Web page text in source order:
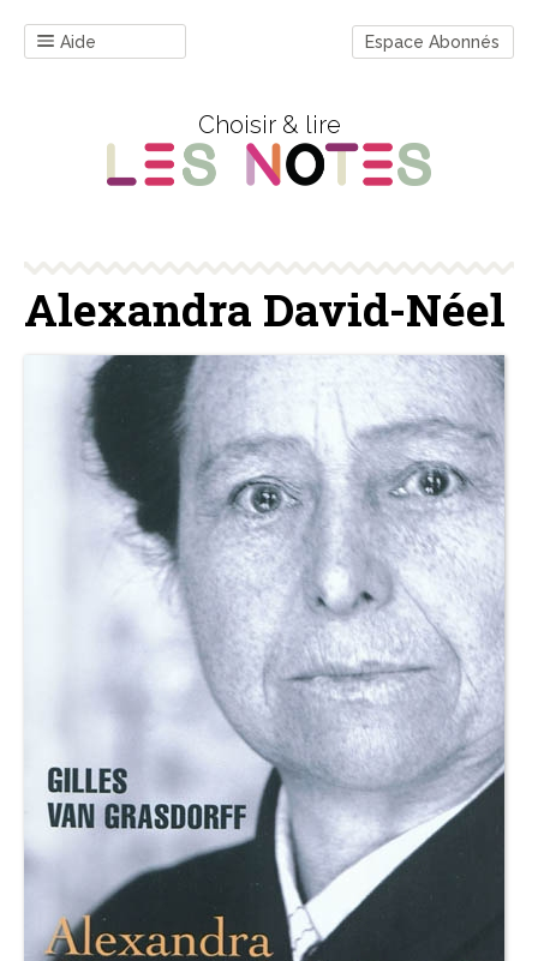
Aide Espace Abonnés
Choisir & lire
Alexandra David-Néel